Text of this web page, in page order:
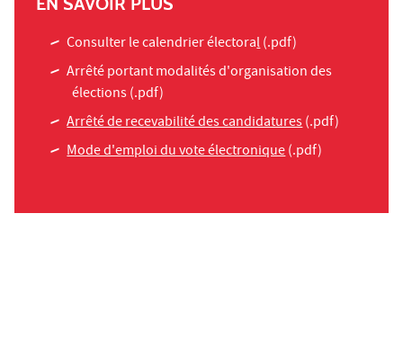
Consulter le calendrier électoral(.pdf)
Arrêté portant modalités d'organisation des
élections(.pdf)
Arrêté de recevabilité des candidatures(.pdf)
Mode d'emploi du vote électronique(.pdf)